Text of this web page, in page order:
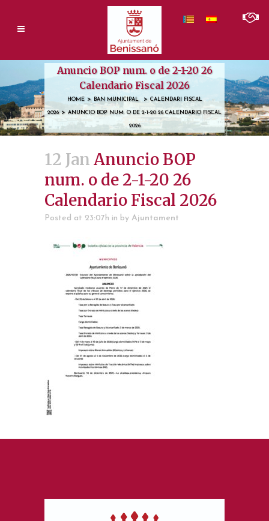
Anuncio BOP num. o de 2-1-20 26
Calendario Fiscal 2026
HOME> BAN MUNICIPAL >CALENDARI FISCAL
2026> ANUNCIO BOP NUM. O DE 2-1-20 26 CALENDARIO FISCAL
2026
12 Jan Anuncio BOP
num. o de 2-1-20 26
Calendario Fiscal 2026
Posted at 23:07h in by Ajuntament